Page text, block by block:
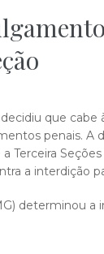
que
penais.
Terceira
a interdição
determinou